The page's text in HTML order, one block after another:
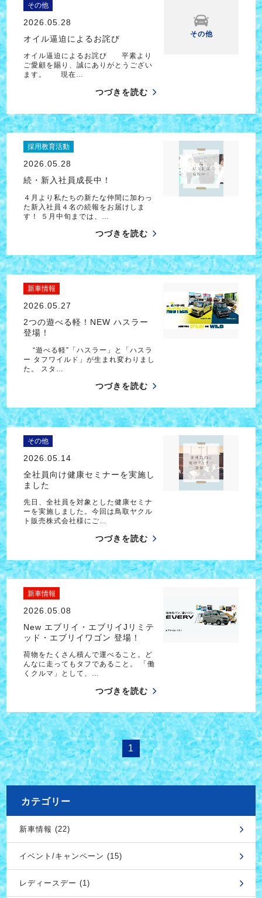
その他
2026.05.28
オイル逼迫によるお詫び
オイル逼迫によるお詫び 平素より
ご愛顧を賜り、誠にありがとうござい
ます。 現在…
つづきを読む
その他
採用教育活動
2026.05.28
続・新入社員成長中！
４月より私たちの新たな仲間に加わっ
た新入社員４名の続報をお届けしま
す！ ５月中旬までは、…
つづきを読む
新車情報
2026.05.27
2つの遊べる軽！NEW ハスラー
登場！
“遊べる軽”「ハスラー」と「ハスラ
ー タフワイルド」が生まれ変わりまし
た。 スタ…
つづきを読む
その他
2026.05.14
全社員向け健康セミナーを実施し
ました
先日、全社員を対象とした健康セミナ
ーを実施しました。今回は鳥取ヤクル
ト販売株式会社様にご…
つづきを読む
新車情報
2026.05.08
New エブリイ・エブリイJリミテ
ッド・エブリイワゴン 登場！
荷物をたくさん積んで運べること。ど
んなに走ってもタフであること。 「働
くクルマ」として、…
つづきを読む
1
カテゴリー
新車情報 (22)
イベント/キャンペーン (15)
レディースデー (1)